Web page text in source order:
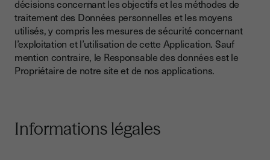
décisions concernant les objectifs et les méthodes de
traitement des Données personnelles et les moyens
utilisés, y compris les mesures de sécurité concernant
l’exploitation et l’utilisation de cette Application. Sauf
mention contraire, le Responsable des données est le
Propriétaire de notre site et de nos applications.
Informations légales